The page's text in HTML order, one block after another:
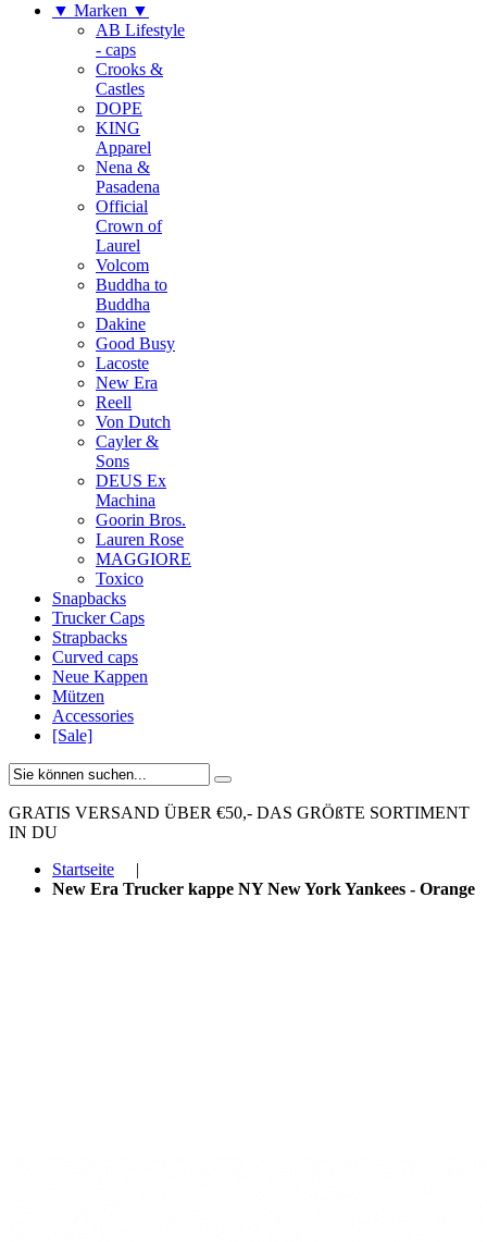
▼ Marken ▼
AB Lifestyle
- caps
Crooks &
Castles
DOPE
KING
Apparel
Nena &
Pasadena
Official
Crown of
Laurel
Volcom
Buddha to
Buddha
Dakine
Good Busy
Lacoste
New Era
Reell
Von Dutch
Cayler &
Sons
DEUS Ex
Machina
Goorin Bros.
Lauren Rose
MAGGIORE
Toxico
Snapbacks
Trucker Caps
Strapbacks
Curved caps
Neue Kappen
Mützen
Accessories
[Sale]
GRATIS VERSAND ÜBER €50,- DAS GRÖßTE SORTIMENT
IN DU
Startseite
|
New Era Trucker kappe NY New York Yankees - Orange